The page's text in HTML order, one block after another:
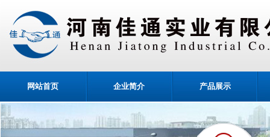
网站首页 企业简介 产品展示